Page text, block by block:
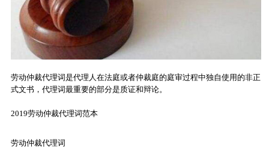
劳动仲裁代理词是代理人在法庭或者仲裁庭的庭审过程中独自使用的非正
式文书，代理词最重要的部分是质证和辩论。
2019劳动仲裁代理词范本
劳动仲裁代理词